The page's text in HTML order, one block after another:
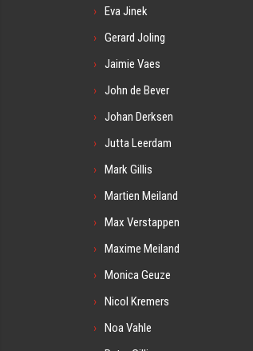
Eva Jinek
Gerard Joling
Jaimie Vaes
John de Bever
Johan Derksen
Jutta Leerdam
Mark Gillis
Martien Meiland
Max Verstappen
Maxime Meiland
Monica Geuze
Nicol Kremers
Noa Vahle